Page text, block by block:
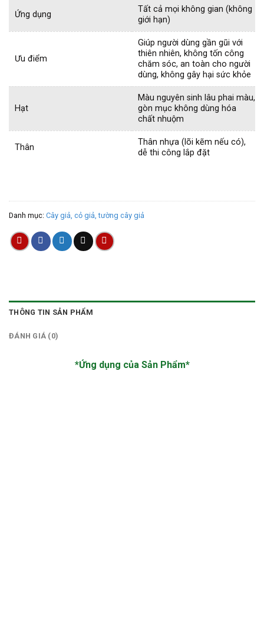
Ứng dụng
Tất cả mọi không gian (không
giới hạn)
Ưu điểm
Giúp người dùng gần gũi với
thiên nhiên, không tốn công
chăm sóc, an toàn cho người
dùng, không gây hại sức khỏe
Hạt
Màu nguyên sinh lâu phai màu,
gòn mục không dùng hóa
chất nhuộm
Thân
Thân nhựa (lõi kẽm nếu có),
dễ thi công lắp đặt
Danh mục: Cây giả, cỏ giả, tường cây giả
THÔNG TIN SẢN PHẨM
ĐÁNH GIÁ (0)
*Ứng dụng của Sản Phẩm*